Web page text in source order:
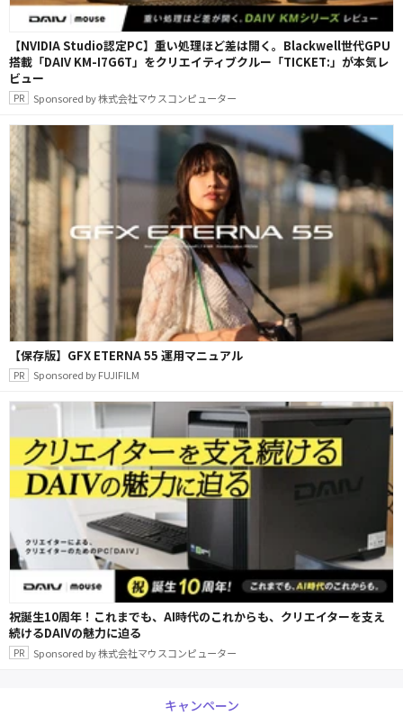
【NVIDIA Studio認定PC】重い処理ほど差は開く。Blackwell世代GPU
搭載「DAIV KM-I7G6T」をクリエイティブクルー「TICKET:」が本気レ
ビュー
Sponsored by 株式会社マウスコンピューター
【保存版】GFX ETERNA 55 運用マニュアル
Sponsored by FUJIFILM
祝誕生10周年！これまでも、AI時代のこれからも、クリエイターを支え
続けるDAIVの魅力に迫る
Sponsored by 株式会社マウスコンピューター
キャンペーン